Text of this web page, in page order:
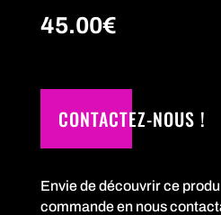
45.00€
CONTACTEZ-NOUS !
Envie de découvrir ce
commande en nous